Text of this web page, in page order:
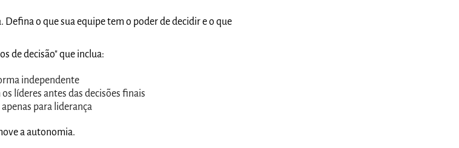
Defina o que sua equipe tem o poder de decidir e o que
de decisão" que inclua:
independente
líderes antes das decisões finais
para liderança
a autonomia.